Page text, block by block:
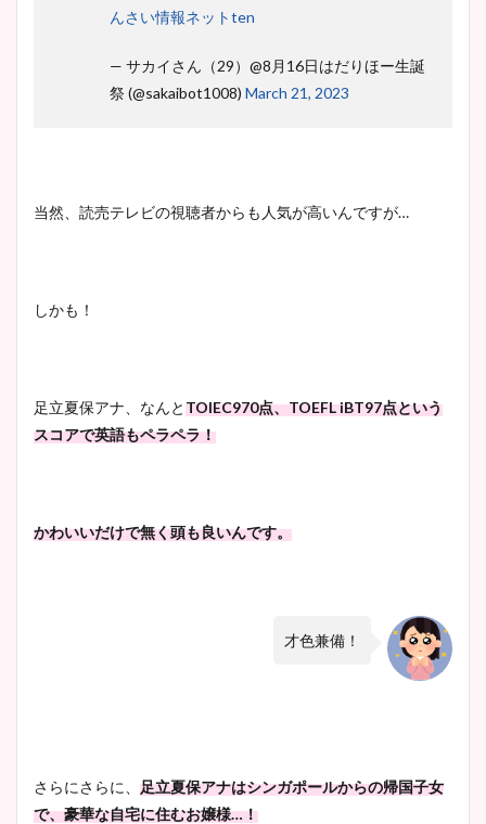
まとめた！
んさい情報ネットten
— サカイさん（29）@8月16日はだりほー生誕
祭 (@sakaibot1008) March 21, 2023
当然、読売テレビの視聴者からも人気が高いんですが…
しかも！
足立夏保アナ、なんとTOIEC970点、TOEFL iBT97点という
スコアで英語もペラペラ！
かわいいだけで無く頭も良いんです。
才色兼備！
さらにさらに、 足立夏保アナはシンガポールからの帰国子女
で、豪華な自宅に住むお嬢様…！